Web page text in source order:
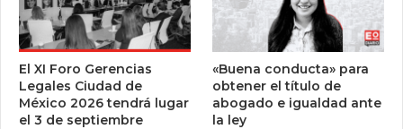
El XI Foro Gerencias
Legales Ciudad de
México 2026 tendrá lugar
el 3 de septiembre
«Buena conducta» para
obtener el título de
abogado e igualdad ante
la ley